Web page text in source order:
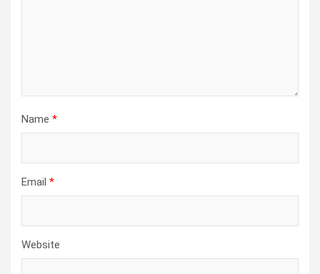
Name *
Email *
Website